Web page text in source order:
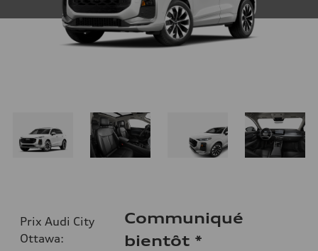
Prix Audi City
Ottawa:
Communiqué
bientôt *